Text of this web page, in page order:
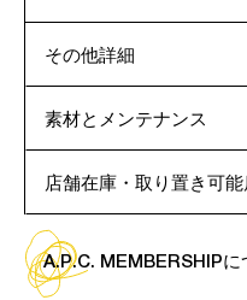
その他詳細
素材とメンテナンス
店舗在庫・取り置き可
A.P.C. MEMBERSHIPに